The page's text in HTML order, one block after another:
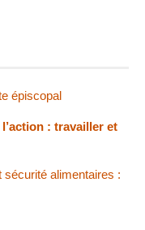
épiscopal
: travailler et
alimentaires :